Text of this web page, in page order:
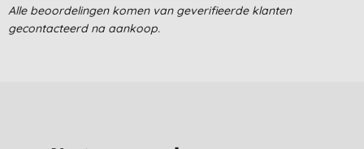
Eerder een teleurstelling, de zeep respecteert de oliebalans van
je huid (dus je krijgt er droge huid van) niet en de blok is tevens
Alle beoordelingen komen van geverifieerde klanten
gecontacteerd na aankoop.